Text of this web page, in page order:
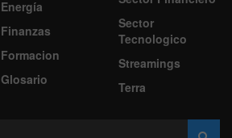
Energía
Finanzas
Formacion
Glosario
Sector
Tecnologico
Streamings
Terra